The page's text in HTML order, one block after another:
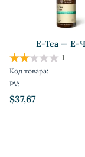
E-Tea — Е-
$37,67
1
Код товара:
PV: